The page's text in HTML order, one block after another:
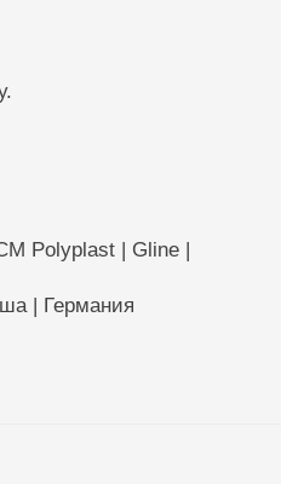
Polyplast | Gline |
| Германия